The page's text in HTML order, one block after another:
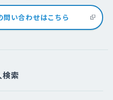
い合わせはこちら
索